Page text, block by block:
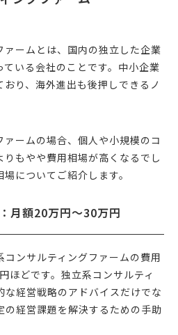
ームとは、国内の独立した企業
いる会社のことです。中小企業
り、海外進出も後押しできるノ
ームの場合、個人や小規模のコ
もやや費用相場が高くなるでし
についてご紹介します。
月額20万円〜30万円
ンサルティングファームの費用
ほどです。独立系コンサルティ
な経営戦略のアドバイスだけでな
の経営課題を解決するための手助